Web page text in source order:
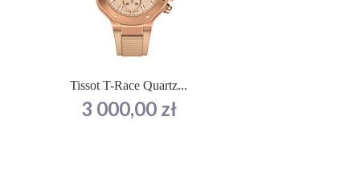
Tissot T-Race Quartz...
Cena
3 000,00 zł